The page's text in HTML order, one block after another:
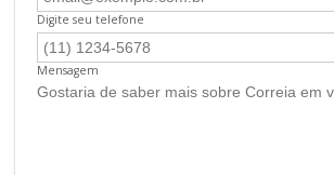
Digite seu telefone
Mensagem